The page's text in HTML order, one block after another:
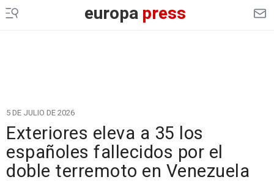
europapress
5 DE JULIO DE 2026
Exteriores eleva a 35 los
españoles fallecidos por el
doble terremoto en Venezuela